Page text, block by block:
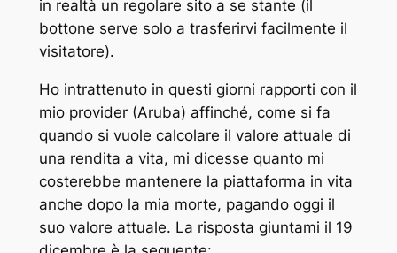
in realtà un regolare sito a se stante (il
bottone serve solo a trasferirvi facilmente il
visitatore).
Ho intrattenuto in questi giorni rapporti con il
mio provider (Aruba) affinché, come si fa
quando si vuole calcolare il valore attuale di
una rendita a vita, mi dicesse quanto mi
costerebbe mantenere la piattaforma in vita
anche dopo la mia morte, pagando oggi il
suo valore attuale. La risposta giuntami il 19